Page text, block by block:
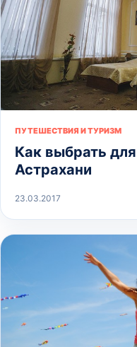
ПУТЕШЕСТВИЯ И ТУРИЗМ
Как выбрать
Астрахани
23.03.2017